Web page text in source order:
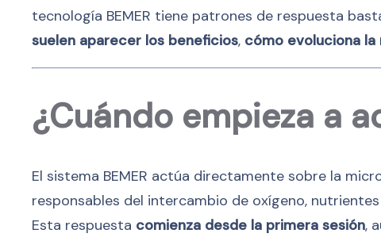
tecnología BEMER tiene patrones de respuesta
suelen aparecer los beneficios, cómo evoluciona
¿Cuándo empieza a
El sistema BEMER actúa directamente sobre la
responsables del intercambio de oxígeno,
Esta respuesta comienza desde la primera sesión,